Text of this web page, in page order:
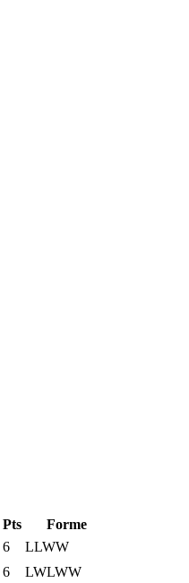
Pts
Forme
6 LLWW
6 LWLWW